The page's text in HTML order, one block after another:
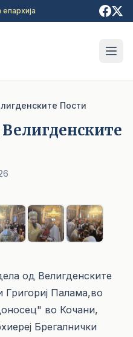
Пости
од Велигденските
Григориј Палама,во
во Кочани,
Брегалнички